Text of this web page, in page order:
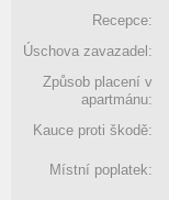
Recepce:
Úschova zavazadel:
Způsob placení v
apartmánu:
Kauce proti škodě:
Místní poplatek: